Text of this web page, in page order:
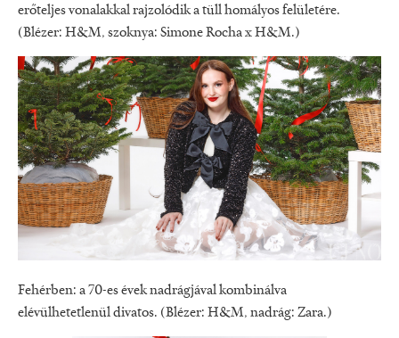
erőteljes vonalakkal rajzolódik a tüll homályos felületére.
(Blézer: H&M, szoknya: Simone Rocha x H&M.)
Fehérben: a 70-es évek nadrágjával kombinálva
elévülhetetlenül divatos. (Blézer: H&M, nadrág: Zara.)